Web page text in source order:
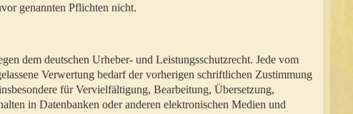
genannten Pflichten nicht.
dem deutschen Urheber- und Leistungsschutzrecht. Jede vom
Verwertung bedarf der vorherigen schriftlichen Zustimmung
für Vervielfältigung, Bearbeitung, Übersetzung,
in Datenbanken oder anderen elektronischen Medien und